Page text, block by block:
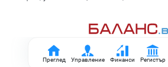
Преглед Управление Финанси Регистър